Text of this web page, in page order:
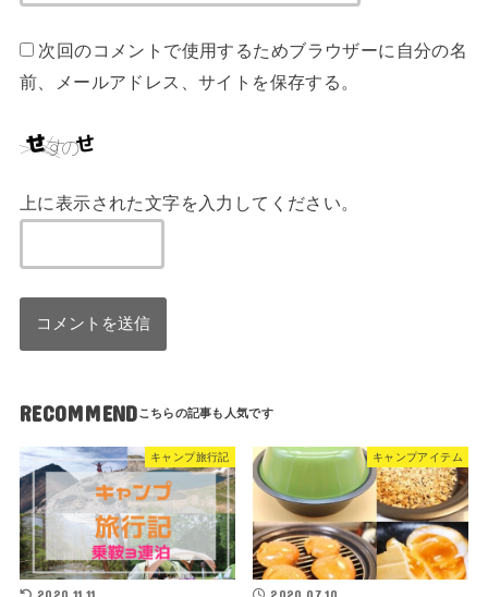
次回のコメントで使用するためブラウザーに自分の名
前、メールアドレス、サイトを保存する。
上に表示された文字を入力してください。
RECOMMEND
キャンプ旅行記 キャンプアイテム